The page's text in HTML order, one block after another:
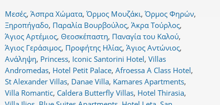
Μεσές, Άσπρα Χώματα,Όρμος Μουζάκι,Όρμος Φηρών,
Ξηροπήγαδο, Παραλία Βουρβούλος, Άκρα Τούρλος,
Άγιος Αρτέμιος, Θεοσκέπαστη, Παναγία του Καλού,
Άγιος Γεράσιμος, Προφήτης Ηλίας, Άγιος Αντώνιος,
Ανάληψη, Princess, Iconic Santorini Hotel, Villas
Andromedas, Hotel Petit Palace, Afroessa A Class Hotel,
St Alexander Villas, Danae Villa, Kamares Apartments,
Villa Romantic, Caldera Butterfly Villas, Hotel Thirasia,